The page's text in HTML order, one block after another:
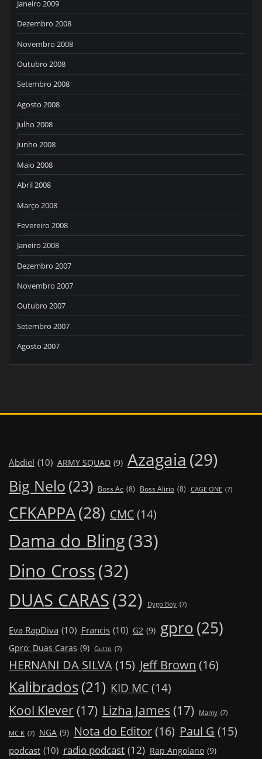
Janeiro 2009
Dezembro 2008
Novembro 2008
Outubro 2008
Setembro 2008
Agosto 2008
Julho 2008
Junho 2008
Maio 2008
Abril 2008
Março 2008
Fevereiro 2008
Janeiro 2008
Dezembro 2007
Novembro 2007
Outubro 2007
Setembro 2007
Agosto 2007
Abdiel (10) ARMY SQUAD (9) Azagaia (29)
Big Nelo (23) Boss Ac (8) Boss Alirio (8) CAGE ONE (7)
CFKAPPA(28) CMC (14)
Dama do Bling(33)
Dino Cross(32)
DUAS CARAS(32) Dygo Boy (7)
Eva RapDiva (10) Francis (10) G2 (9) gpro(25)
Gpro; Duas Caras (9) Gutto (7)
HERNANI DA SILVA(15) Jeff Brown (16)
Kalibrados(21) KID MC (14)
Kool Klever (17) Lizha James (17) Mamy (7)
MC K (7) NGA (9) Nota do Editor(16) Paul G (15)
podcast (10) radio podcast (12) Rap Angolano (9)